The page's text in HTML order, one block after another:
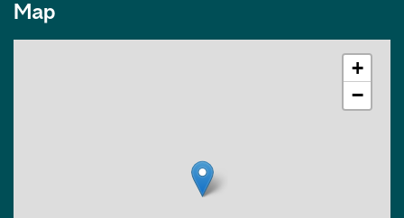
Map
+
−